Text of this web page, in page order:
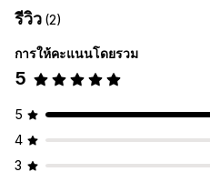
รีวิว (2)
การให้คะแนนโดยรวม
5
5
4
3